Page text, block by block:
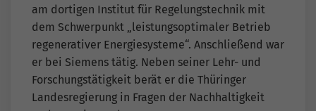
am dortigen Institut für Regelungstechnik mit
dem Schwerpunkt „leistungsoptimaler Betrieb
regenerativer Energiesysteme“. Anschließend war
er bei Siemens tätig. Neben seiner Lehr- und
Forschungstätigkeit berät er die Thüringer
Landesregierung in Fragen der Nachhaltigkeit